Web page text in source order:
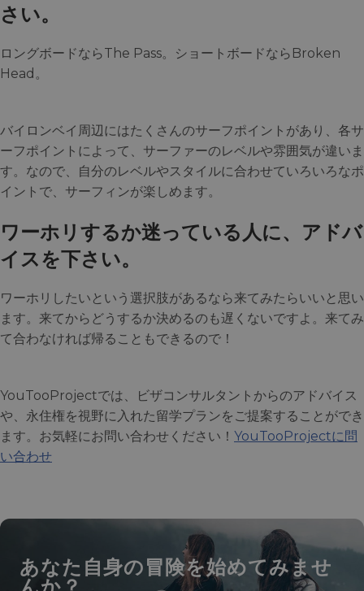
さい。
ロングボードならThe Pass。ショートボードならBroken
Head。
バイロンベイ周辺にはたくさんのサーフポイントがあり、各サ
ーフポイントによって、サーファーのレベルや雰囲気が違いま
す。なので、自分のレベルやスタイルに合わせていろいろなポ
イントで、サーフィンが楽しめます。
ワーホリするか迷っている人に、アドバ
イスを下さい。
ワーホリしたいという選択肢があるなら来てみたらいいと思い
ます。来てからどうするか決めるのも遅くないですよ。来てみ
て合わなければ帰ることもできるので！
YouTooProjectでは、ビザコンサルタントからのアドバイス
や、永住権を視野に入れた留学プランをご提案することができ
ます。お気軽にお問い合わせください！ YouTooProjectに問
い合わせ
あなた自身の冒険を始めてみませ